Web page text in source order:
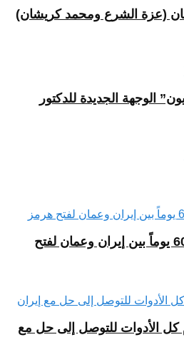
(عزة الشرع ومحمد كريشان)
الوجهة الجديدة للدكتور
إعلان وشيك عن اتفاق لـ60 يوماً بين إيران وعمان لفتح
الأدوات للتوصل إلى حل مع